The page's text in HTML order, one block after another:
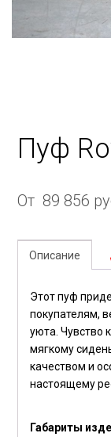
Пуф
От 89 856
Описание
Этот пуф
покупателям,
уюта. Чувство
мягкому
качеством и
настоящему
Габариты